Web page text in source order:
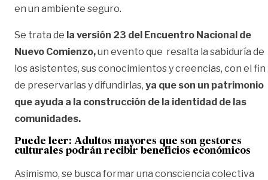
en un ambiente seguro.
Se trata de la versión 23 del Encuentro Nacional de
Nuevo Comienzo,un evento que resalta la sabiduría de
los asistentes, sus conocimientos y creencias, con el fin
de preservarlas y difundirlas, ya que son un patrimonio
que ayuda a la construcción de la identidad de las
comunidades.
Puede leer: Adultos mayores que son gestores
culturales podrán recibir beneficios económicos
Asimismo, se busca formar una consciencia colectiva